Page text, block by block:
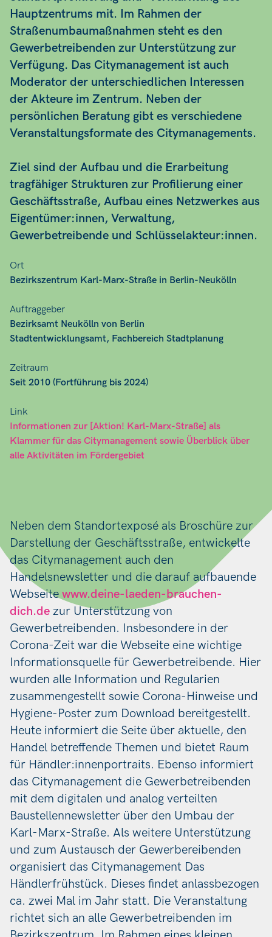
Hauptzentrums mit. Im Rahmen der
Straßenumbaumaßnahmen steht es den
Gewerbetreibenden zur Unterstützung zur
Verfügung. Das Citymanagement ist auch
Moderator der unterschiedlichen Interessen
der Akteure im Zentrum. Neben der
persönlichen Beratung gibt es verschiedene
Veranstaltungsformate des Citymanagements.
Ziel sind der Aufbau und die Erarbeitung
tragfähiger Strukturen zur Profilierung einer
Geschäftsstraße, Aufbau eines Netzwerkes aus
Eigentümer:innen, Verwaltung,
Gewerbetreibende und Schlüsselakteur:innen.
Ort
Bezirkszentrum Karl-Marx-Straße in Berlin-Neukölln
Auftraggeber
Bezirksamt Neukölln von Berlin
Stadtentwicklungsamt, Fachbereich Stadtplanung
Zeitraum
Seit 2010 (Fortführung bis 2024)
Link
Informationen zur [Aktion! Karl-Marx-Straße] als
Klammer für das Citymanagement sowie Überblick über
alle Aktivitäten im Fördergebiet
Neben dem Standortexposé als Broschüre zur
Darstellung der Geschäftsstraße, entwickelte
das Citymanagement auch den
Handelsnewsletter und die darauf aufbauende
Webseitewww.deine-laeden-brauchen-
dich.de zur Unterstützung von
Gewerbetreibenden. Insbesondere in der
Corona-Zeit war die Webseite eine wichtige
Informationsquelle für Gewerbetreibende. Hier
wurden alle Information und Regularien
zusammengestellt sowie Corona-Hinweise und
Hygiene-Poster zum Download bereitgestellt.
Heute informiert die Seite über aktuelle, den
Handel betreffende Themen und bietet Raum
für Händler:innenportraits. Ebenso informiert
das Citymanagement die Gewerbetreibenden
mit dem digitalen und analog verteilten
Baustellennewsletter über den Umbau der
Karl-Marx-Straße. Als weitere Unterstützung
und zum Austausch der Gewerbereibenden
organisiert das Citymanagement Das
Händlerfrühstück. Dieses findet anlassbezogen
ca. zwei Mal im Jahr statt. Die Veranstaltung
richtet sich an alle Gewerbetreibenden im